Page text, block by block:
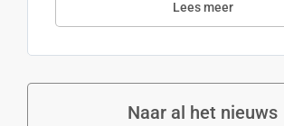
Lees meer
Naar al het nieuws